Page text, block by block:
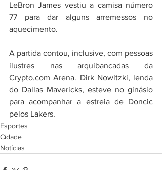
LeBron James vestiu a camisa número
77 para dar alguns arremessos no
aquecimento.
A partida contou, inclusive, com pessoas
Crypto.com Arena. Dirk Nowitzki, lenda
do Dallas Mavericks, esteve no ginásio
para acompanhar a estreia de Doncic
pelos Lakers.
Esportes
Cidade
Notícias